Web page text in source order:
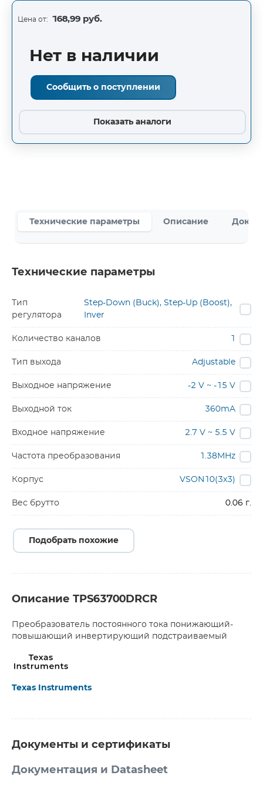
Цена от: 168,99 руб.
Нет в наличии
Сообщить о поступлении
Показать аналоги
Технические параметры Описание
Технические параметры
Тип
регулятора
Step-Down (Buck), Step-Up (Boost),
Inver
Количество каналов
Тип выхода Adjustable
Выходное напряжение -2 V ~ -15 V
Выходной ток 360mA
Входное напряжение 2.7 V ~ 5.5 V
Частота преобразования 1.38MHz
Корпус VSON10(3x3)
Вес брутто 0.06 г.
Подобрать похожие
Описание TPS63700DRCR
Преобразователь постоянного тока понижающий-
повышающий инвертирующий подстраиваемый
Texas Instruments
Документы и сертификаты
Документация и Datasheet